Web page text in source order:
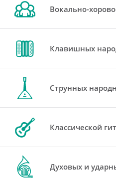
Вокально-
Клавишных
Струнных
Классической
Духовых и